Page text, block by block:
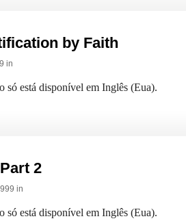
by Faith
in
só está disponível em Inglês (Eua).
2
in
só está disponível em Inglês (Eua).